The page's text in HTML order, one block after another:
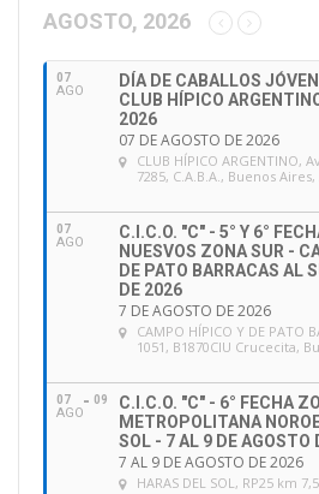
c
ó
a
AGOSTO, 2026
07
AGO
DÍA DE CABALLOS
CLUB HÍPICO
2026
07 DE AGOSTO DE 2026
CLUB HÍPICO ARGENTINO,
7285, C.A.B.A., Buenos
07
AGO
C.I.C.O. "C" - 5° Y 6°
NUESVOS ZONA SUR -
DE PATO BARRACAS AL
DE 2026
7 DE AGOSTO DE 2026
CAMPO HÍPICO Y DE PATO
1051, B1870CIU Crucecita,
07
AGO
09
C.I.C.O. "C" - 6° FECHA
METROPOLITANA
SOL - 7 AL 9 DE AGOSTO
7 AL 9 DE AGOSTO DE 2026
HARAS DEL SOL, RP25 km